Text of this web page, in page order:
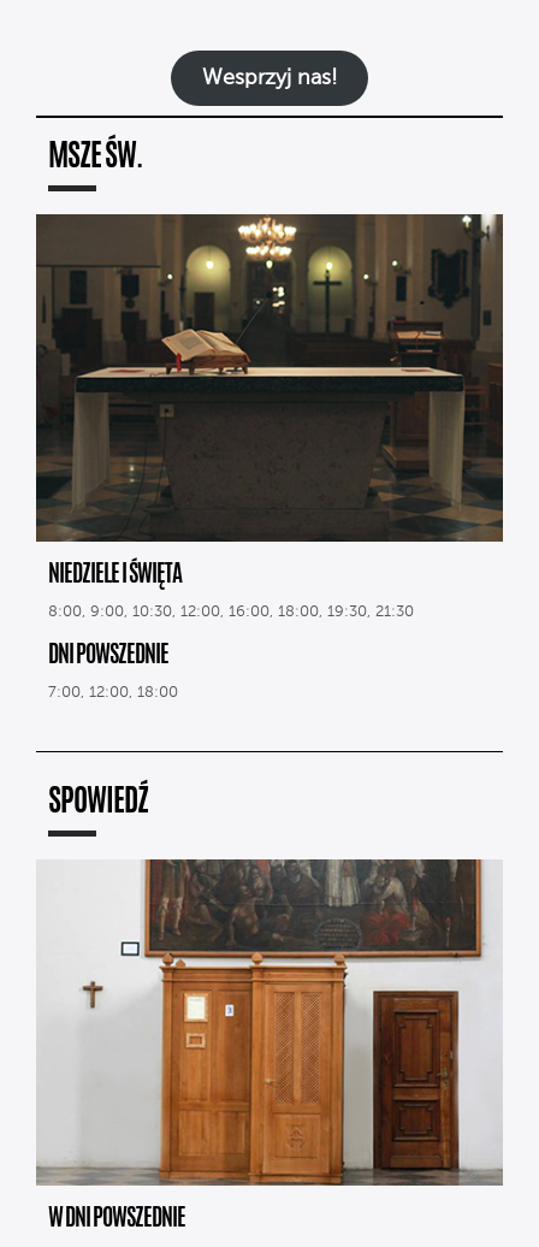
Wesprzyj nas!
MSZE ŚW.
NIEDZIELE I ŚWIĘTA
8:00, 9:00, 10:30, 12:00, 16:00, 18:00, 19:30, 21:30
DNI POWSZEDNIE
7:00, 12:00, 18:00
SPOWIEDŹ
W DNI POWSZEDNIE